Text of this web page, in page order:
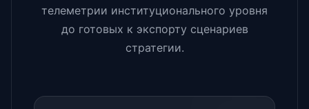
телеметрии институционального уровня
до готовых к экспорту сценариев
стратегии.